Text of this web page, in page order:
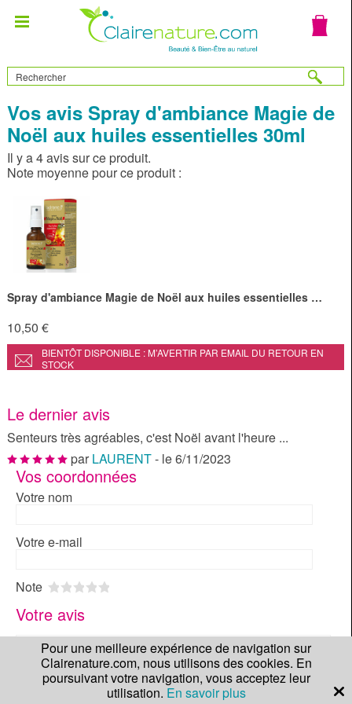
Vos avis Spray d'ambiance Magie de
Noël aux huiles essentielles 30ml
Il y a 4 avis sur ce produit.
Note moyenne pour ce produit :
Spray d'ambiance Magie de Noël aux huiles essentielles …
10,50 €
BIENTÔT DISPONIBLE : M’AVERTIR PAR EMAIL DU RETOUR EN
STOCK
Le dernier avis
Senteurs très agréables, c'est Noël avant l'heure ...
par LAURENT- le 6/11/2023
Vos coordonnées
Votre nom
Votre e-mail
Note 4
3
2
1
Votre avis
Pour une meilleure expérience de navigation sur
Clairenature.com, nous utilisons des cookies. En
poursuivant votre navigation, vous acceptez leur
utilisation. En savoir plus